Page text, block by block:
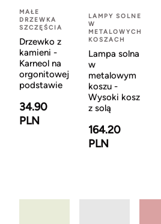
MAŁE
DRZEWKA
SZCZĘŚCIA
Drzewko z
kamieni -
Karneol na
orgonitowej
podstawie
34.90
PLN
LAMPY SOLNE
W
METALOWYCH
KOSZACH
Lampa solna
w
metalowym
koszu -
Wysoki kosz
z solą
164.20
PLN